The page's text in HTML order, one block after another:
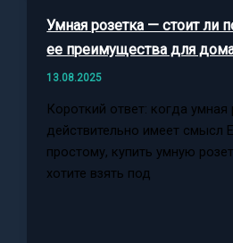
Умная розетка — стоит ли
ее преимущества для
13.08.2025
Короткий ответ: когда умная
действительно имеет смысл
простому, купить умную
хотите взять под